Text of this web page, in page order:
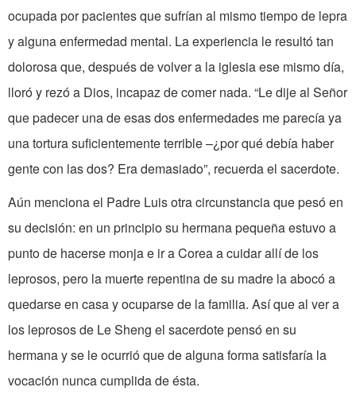
ocupada por pacientes que sufrían al mismo tiempo de lepra
y alguna enfermedad mental. La experiencia le resultó tan
dolorosa que, después de volver a la iglesia ese mismo día,
lloró y rezó a Dios, incapaz de comer nada. “Le dije al Señor
que padecer una de esas dos enfermedades me parecía ya
una tortura suficientemente terrible –¿por qué debía haber
gente con las dos? Era demasiado”, recuerda el sacerdote.
Aún menciona el Padre Luis otra circunstancia que pesó en
su decisión: en un principio su hermana pequeña estuvo a
punto de hacerse monja e ir a Corea a cuidar allí de los
leprosos, pero la muerte repentina de su madre la abocó a
quedarse en casa y ocuparse de la familia. Así que al ver a
los leprosos de Le Sheng el sacerdote pensó en su
hermana y se le ocurrió que de alguna forma satisfaría la
vocación nunca cumplida de ésta.